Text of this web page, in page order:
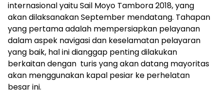
internasional yaitu Sail Moyo Tambora 2018, yang
akan dilaksanakan September mendatang. Tahapan
yang pertama adalah mempersiapkan pelayanan
dalam aspek navigasi dan keselamatan pelayaran
yang baik, hal ini dianggap penting dilakukan
berkaitan dengan turis yang akan datang mayoritas
akan menggunakan kapal pesiar ke perhelatan
besar ini.